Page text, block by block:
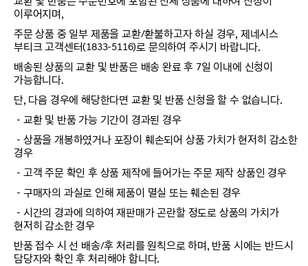
이루어지며,
주문 상품 중 일부 제품을 교환/환불하고자 하실 경우, 제네시스
부티크 고객센터(1833-5116)로 문의하여 주시기 바랍니다.
배송된 상품의 교환 및 반품은 배송 완료 후 7일 이내에 신청이
가능합니다.
단, 다음 경우에 해당한다면 교환 및 반품 신청을 할 수 없습니다.
－교환 및 반품 가능 기간이 경과된 경우
－상품을 개봉하였거나 포장이 훼손되어 상품 가치가 현저히 감소한
경우
－고객 주문 확인 후 상품 제작에 들어가는 주문 제작 상품인 경우
－구매자의 과실로 인해 제품이 멸실 또는 훼손된 경우
－시간의 경과에 의하여 재판매가 곤란할 정도로 상품의 가치가
현저히 감소한 경우
반품 접수 시 선 배송/후 처리를 원칙으로 하며, 반품 시에는 반드시
담당자와 확인 후 처리해야 합니다.